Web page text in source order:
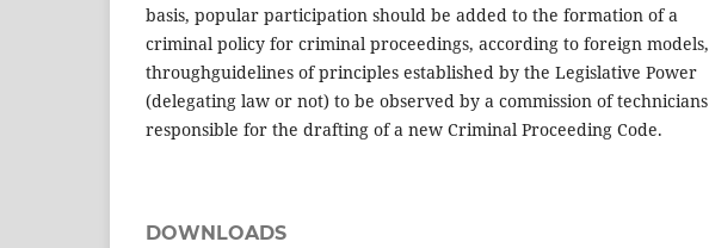
basis, popular participation should be added to the formation of a
criminal policy for criminal proceedings, according to foreign models,
throughguidelines of principles established by the Legislative Power
(delegating law or not) to be observed by a commission of technicians
responsible for the drafting of a new Criminal Proceeding Code.
DOWNLOADS